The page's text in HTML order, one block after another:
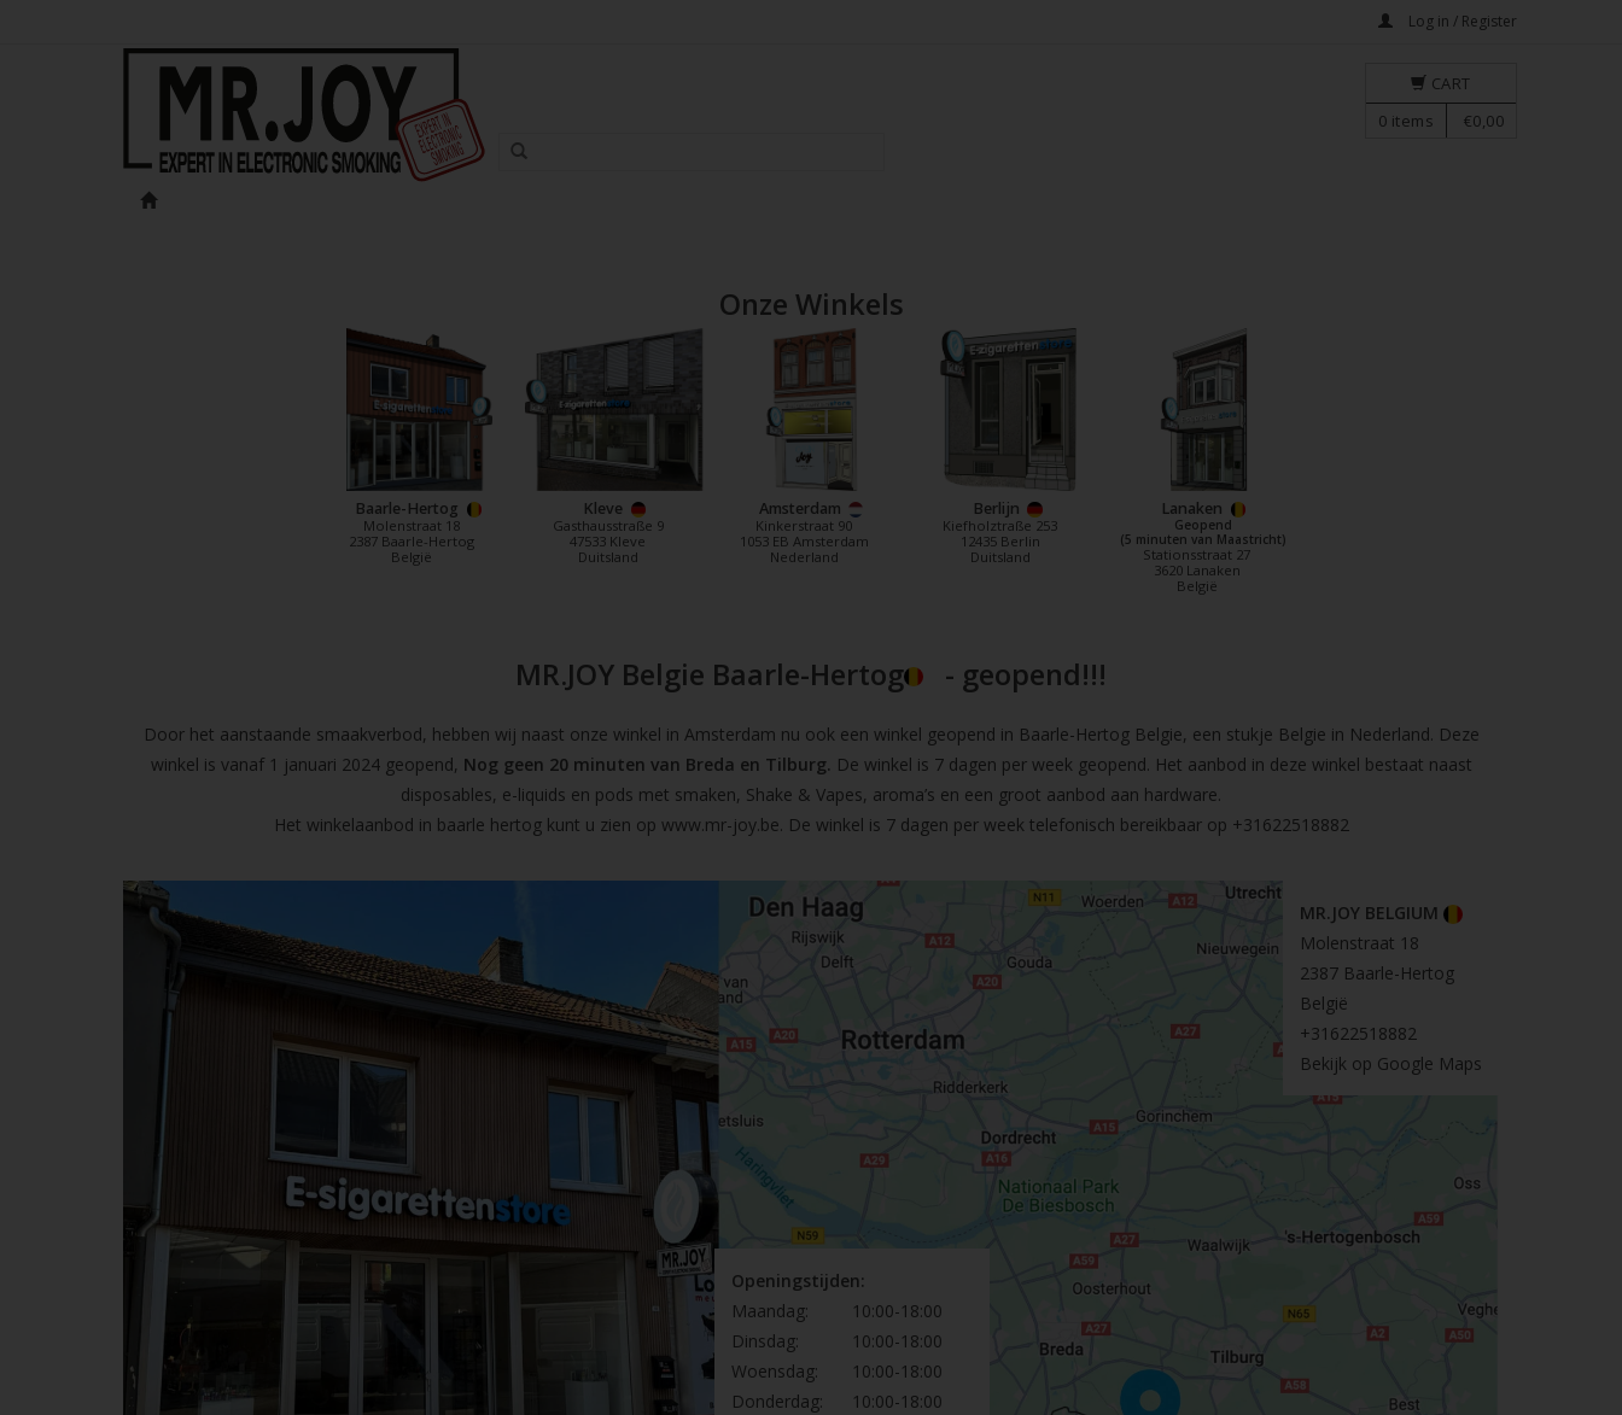
Log in / Register
CART
0 items €0,00
Onze Winkels
Baarle-Hertog
Molenstraat 18
2387 Baarle-Hertog
België
Kleve
Gasthausstraße 9
47533 Kleve
Duitsland
Amsterdam
Kinkerstraat 90
1053 EB Amsterdam
Nederland
Berlijn
Kiefholztraße 253
12435 Berlin
Duitsland
Lanaken
Geopend
(5 minuten van Maastricht)
Stationsstraat 27
3620 Lanaken
België
MR.JOY Belgie Baarle-Hertog - geopend!!!
Door het aanstaande smaakverbod, hebben wij naast onze winkel in Amsterdam nu ook een winkel geopend in Baarle-Hertog Belgie, een stukje Belgie in Nederland. Deze
winkel is vanaf 1 januari 2024 geopend, Nog geen 20 minuten van Breda en Tilburg. De winkel is 7 dagen per week geopend. Het aanbod in deze winkel bestaat naast
disposables, e-liquids en pods met smaken, Shake & Vapes, aroma’s en een groot aanbod aan hardware.
Het winkelaanbod in baarle hertog kunt u zien op www.mr-joy.be. De winkel is 7 dagen per week telefonisch bereikbaar op +31622518882
MR.JOY BELGIUM
Molenstraat 18
2387 Baarle-Hertog
België
+31622518882
Bekijk op Google Maps
Openingstijden:
Maandag:
10:00-18:00
Dinsdag:
10:00-18:00
Woensdag:
10:00-18:00
Donderdag:
10:00-18:00